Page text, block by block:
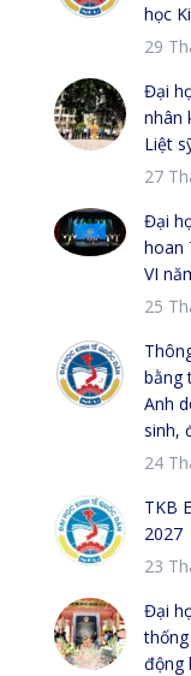
học
29
Đại
nhân
Liệt
27
Đại
hoan
VI
25
bằng
Anh
sinh,
24
TKB
2027
23
Đại
động